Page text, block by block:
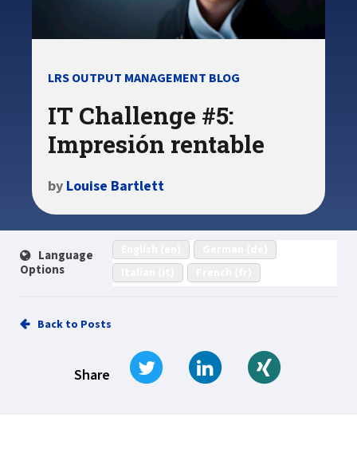
LRS OUTPUT MANAGEMENT BLOG
IT Challenge #5:
Impresión rentable
by Louise Bartlett
Language
Options
Back to Posts
Share
Tweet Share on LinkedIn